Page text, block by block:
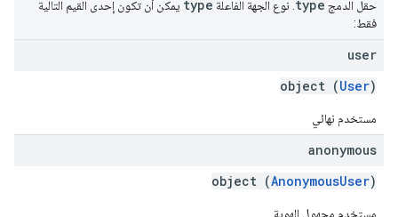
حقل الدمج type . نوع الجهة الفاعلة type يمكن أن تكون إحدى القيم التالية
فقط:
user
object (User)
مستخدم نهائي
anonymous
object (AnonymousUser)
مستخدم مجهول الهوية